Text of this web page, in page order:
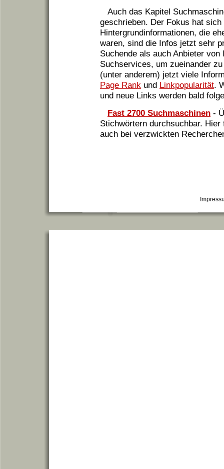
Auch das Kapitel
geschrieben. Der Fokus hat
Hintergrundinformationen, die
waren, sind die Infos jetzt sehr
Suchende als auch Anbieter
Suchservices, um zueinander
(unter anderem) jetzt viele
Page Rank und Linkpopularität.
und neue Links werden bald
Fast 2700 Suchmaschinen -
Stichwörtern durchsuchbar.
auch bei verzwickten